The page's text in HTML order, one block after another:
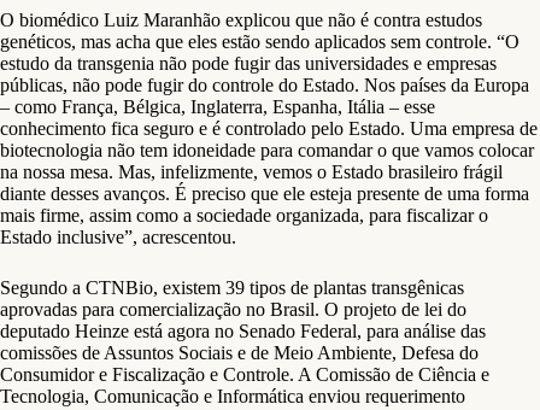
O biomédico Luiz Maranhão explicou que não é contra estudos
genéticos, mas acha que eles estão sendo aplicados sem controle. “O
estudo da transgenia não pode fugir das universidades e empresas
públicas, não pode fugir do controle do Estado. Nos países da Europa
– como França, Bélgica, Inglaterra, Espanha, Itália – esse
conhecimento fica seguro e é controlado pelo Estado. Uma empresa de
biotecnologia não tem idoneidade para comandar o que vamos colocar
na nossa mesa. Mas, infelizmente, vemos o Estado brasileiro frágil
diante desses avanços. É preciso que ele esteja presente de uma forma
mais firme, assim como a sociedade organizada, para fiscalizar o
Estado inclusive”, acrescentou.
Segundo a CTNBio, existem 39 tipos de plantas transgênicas
aprovadas para comercialização no Brasil. O projeto de lei do
deputado Heinze está agora no Senado Federal, para análise das
comissões de Assuntos Sociais e de Meio Ambiente, Defesa do
Consumidor e Fiscalização e Controle. A Comissão de Ciência e
Tecnologia, Comunicação e Informática enviou requerimento